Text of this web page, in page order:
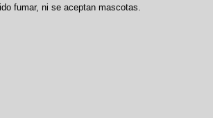
fumar, ni se aceptan mascotas.